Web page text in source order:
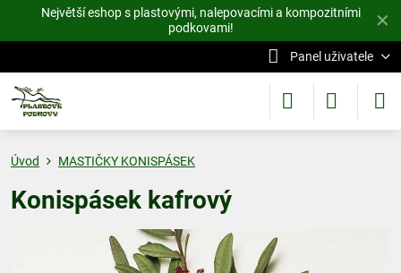
✕
Největší eshop s plastovými, nalepovacími a kompozitními
podkovami!
Panel uživatele
Úvod MASTIČKY KONISPÁSEK
Konispásek kafrový